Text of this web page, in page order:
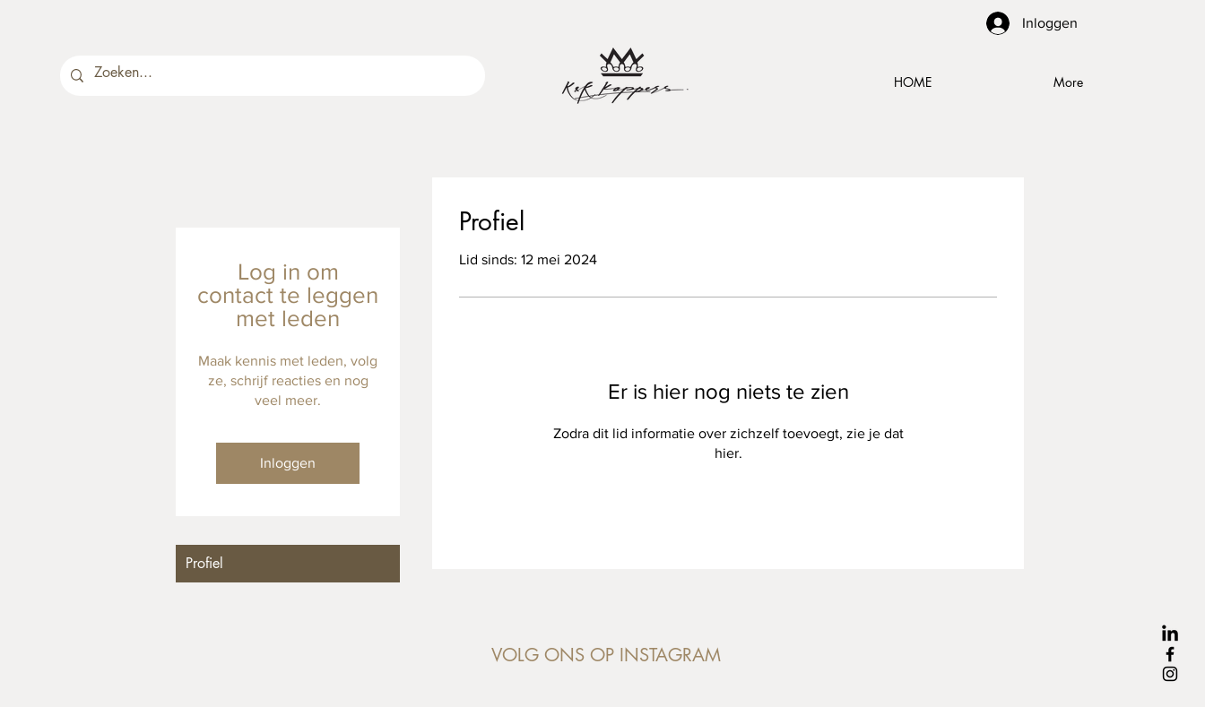
HOME More
Inloggen
Profiel
Lid sinds: 12 mei 2024
Er is hier nog niets te zien
Zodra dit lid informatie over zichzelf toevoegt, zie je dat
hier.
Log in om
contact te leggen
met leden
Maak kennis met leden, volg
ze, schrijf reacties en nog
veel meer.
Inloggen
Profiel
VOLG ONS OP INSTAGRAM